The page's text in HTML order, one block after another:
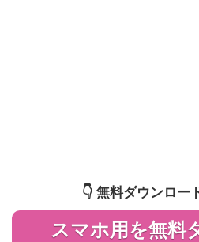
👇️ 無料ダウンロー
スマホ用を無料